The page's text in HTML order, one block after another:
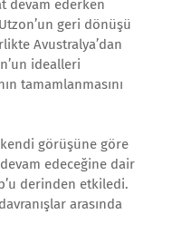
devam ederken
geri dönüşü
Avustralya’dan
idealleri
tamamlanmasını
kendi görüşüne göre
edeceğine dair
derinden etkiledi.
arasında